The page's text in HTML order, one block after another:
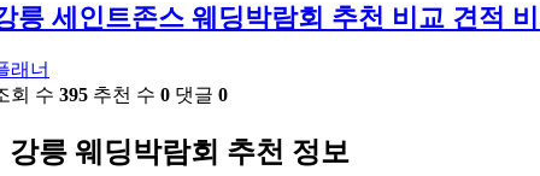
릉 세인트존스 웨딩박람회 추천 비교 견적
래너
회 수 395 추천 수 0 댓글 0
강릉 웨딩박람회 추천 정보